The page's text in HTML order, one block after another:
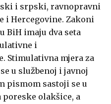
i srpski, ravnopravni
i Hercegovine. Zakoni
BiH imaju dva seta
i
Stimulativna mjera za
u službenoj i javnoj
pismom sastoji se u
poreske olakšice, a